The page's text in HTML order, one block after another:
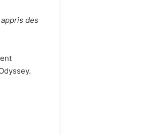
des